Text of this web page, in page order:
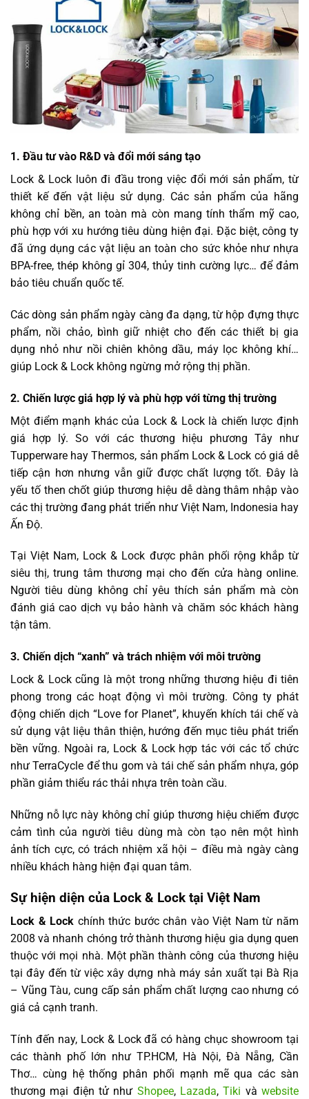
1. Đầu tư vào R&D và đổi mới sáng tạo
Lock & Lock luôn đi đầu trong việc đổi mới sản phẩm, từ
thiết kế đến vật liệu sử dụng. Các sản phẩm của hãng
không chỉ bền, an toàn mà còn mang tính thẩm mỹ cao,
phù hợp với xu hướng tiêu dùng hiện đại. Đặc biệt, công ty
đã ứng dụng các vật liệu an toàn cho sức khỏe như nhựa
BPA-free, thép không gỉ 304, thủy tinh cường lực… để đảm
bảo tiêu chuẩn quốc tế.
Các dòng sản phẩm ngày càng đa dạng, từ hộp đựng thực
phẩm, nồi chảo, bình giữ nhiệt cho đến các thiết bị gia
dụng nhỏ như nồi chiên không dầu, máy lọc không khí…
giúp Lock & Lock không ngừng mở rộng thị phần.
2. Chiến lược giá hợp lý và phù hợp với từng thị trường
Một điểm mạnh khác của Lock & Lock là chiến lược định
giá hợp lý. So với các thương hiệu phương Tây như
Tupperware hay Thermos, sản phẩm Lock & Lock có giá dễ
tiếp cận hơn nhưng vẫn giữ được chất lượng tốt. Đây là
yếu tố then chốt giúp thương hiệu dễ dàng thâm nhập vào
các thị trường đang phát triển như Việt Nam, Indonesia hay
Ấn Độ.
Tại Việt Nam, Lock & Lock được phân phối rộng khắp từ
siêu thị, trung tâm thương mại cho đến cửa hàng online.
Người tiêu dùng không chỉ yêu thích sản phẩm mà còn
đánh giá cao dịch vụ bảo hành và chăm sóc khách hàng
tận tâm.
3. Chiến dịch “xanh” và trách nhiệm với môi trường
Lock & Lock cũng là một trong những thương hiệu đi tiên
phong trong các hoạt động vì môi trường. Công ty phát
động chiến dịch “Love for Planet”, khuyến khích tái chế và
sử dụng vật liệu thân thiện, hướng đến mục tiêu phát triển
bền vững. Ngoài ra, Lock & Lock hợp tác với các tổ chức
như TerraCycle để thu gom và tái chế sản phẩm nhựa, góp
phần giảm thiểu rác thải nhựa trên toàn cầu.
Những nỗ lực này không chỉ giúp thương hiệu chiếm được
cảm tình của người tiêu dùng mà còn tạo nên một hình
ảnh tích cực, có trách nhiệm xã hội – điều mà ngày càng
nhiều khách hàng hiện đại quan tâm.
Sự hiện diện của Lock & Lock tại Việt Nam
Lock & Lock chính thức bước chân vào Việt Nam từ năm
2008 và nhanh chóng trở thành thương hiệu gia dụng quen
thuộc với mọi nhà. Một phần thành công của thương hiệu
tại đây đến từ việc xây dựng nhà máy sản xuất tại Bà Rịa
– Vũng Tàu, cung cấp sản phẩm chất lượng cao nhưng có
giá cả cạnh tranh.
Tính đến nay, Lock & Lock đã có hàng chục showroom tại
các thành phố lớn như TP.HCM, Hà Nội, Đà Nẵng, Cần
Thơ… cùng hệ thống phân phối mạnh mẽ qua các sàn
thương mại điện tử như Shopee, Lazada,Tiki vàwebsite